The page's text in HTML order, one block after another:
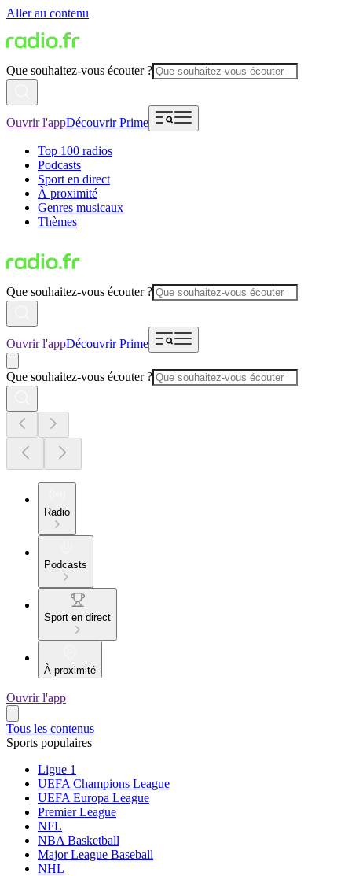
Aller au contenu
Que souhaitez-vous écouter ?
Ouvrir l'appDécouvrir Prime
Top 100 radios
Podcasts
Sport en direct
À proximité
Genres musicaux
Thèmes
Que souhaitez-vous écouter ?
Ouvrir l'appDécouvrir Prime
Que souhaitez-vous écouter ?
Radio
Podcasts
Sport en direct
À proximité
Ouvrir l'app
Tous les contenus
Sports populaires
Ligue 1
UEFA Champions League
UEFA Europa League
Premier League
NFL
NBA Basketball
Major League Baseball
NHL